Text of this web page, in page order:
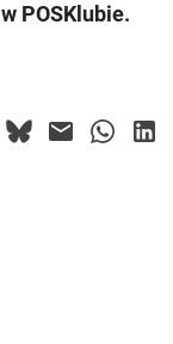
POSKlubie.